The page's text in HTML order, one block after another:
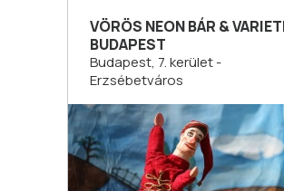
VÖRÖS NEON BÁR &
BUDAPEST
Budapest, 7. kerület -
Erzsébetváros